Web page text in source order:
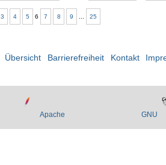
3 4 5 6 7 8 9 25
Übersicht Barrierefreiheit Kontakt
Apache GNU